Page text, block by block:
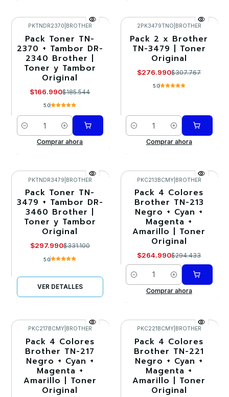
-10%
PKTNDR2370 BROTHER
Pack Toner TN-
2370 + Tambor DR-
2340 Brother |
Toner y Tambor
Original
$166.990$185.544
5.0
Cantidad
Comprar ahora
-10%
2PK3479TNO BROTHER
Pack 2 x Brother
TN-3479 | Toner
Original
$276.990$307.767
5.0
Cantidad
Comprar ahora
-10%
Agotado
PKTNDR3479 BROTHER
Pack Toner TN-
3479 + Tambor DR-
3460 Brother |
Toner y Tambor
Original
$297.990$331.100
5.0
VER DETALLES
-10%
PKC213BCMY| BROTHER
Pack 4 Colores
Brother TN-213
Negro + Cyan +
Magenta +
Amarillo | Toner
Original
$264.990$294.433
Cantidad
Comprar ahora
-10%
PKC217BCMY| BROTHER
Pack 4 Colores
Brother TN-217
Negro + Cyan +
Magenta +
Amarillo | Toner
Original
-10%
Agotado
PKC221BCMY| BROTHER
Pack 4 Colores
Brother TN-221
Negro + Cyan +
Magenta +
Amarillo | Toner
Original